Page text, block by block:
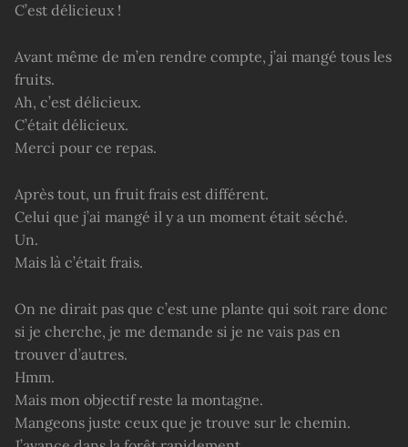
C’est délicieux !
Avant même de m’en rendre compte, j’ai mangé tous les
fruits.
Ah, c’est délicieux.
C’était délicieux.
Merci pour ce repas.
Après tout, un fruit frais est différent.
Celui que j’ai mangé il y a un moment était séché.
Un.
Mais là c’était frais.
On ne dirait pas que c’est une plante qui soit rare donc
si je cherche, je me demande si je ne vais pas en
trouver d’autres.
Hmm.
Mais mon objectif reste la montagne.
Mangeons juste ceux que je trouve sur le chemin.